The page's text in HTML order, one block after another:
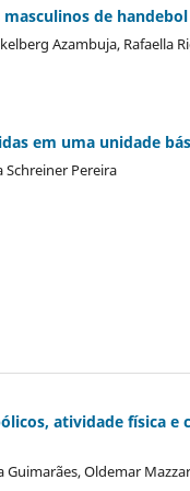
de
Azambuja, Rafaella
em uma unidade
Schreiner Pereira
atividade física
Guimarães, Oldemar